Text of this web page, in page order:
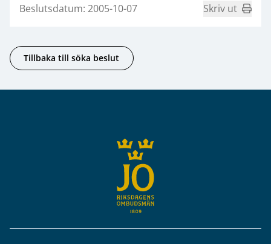
Beslutsdatum: 2005-10-07 Skriv ut
Tillbaka till söka beslut